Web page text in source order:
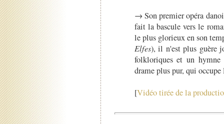
→ Son premier opéra
fait la bascule vers le
le plus glorieux en son
Elfes), il n'est plus guère
folkloriques et un
drame plus pur, qui
[Vidéo tirée de la